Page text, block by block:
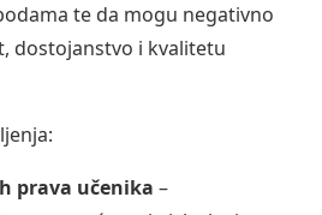
te da mogu negativno
dostojanstvo i kvalitetu
prava učenika –